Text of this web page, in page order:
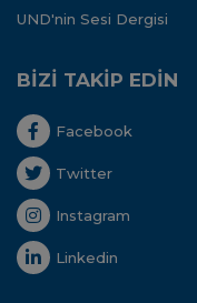
UND'nin Sesi Dergisi
BİZİ TAKİP EDİN
Facebook
Twitter
Instagram
Linkedin